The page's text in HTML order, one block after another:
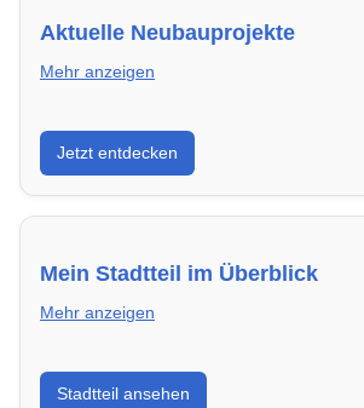
Aktuelle Neubauprojekte
Mehr anzeigen
Entdecke Neubauprojekte in Bad
Höhe – modern, energieeffizient und
bezugsfertig.
Jetzt entdecken
Mein Stadtteil im Überblick
Mehr anzeigen
Erfahre mehr über deinen Stadtteil in
vor der Höhe: Lebensqualität,
Stadtteil ansehen